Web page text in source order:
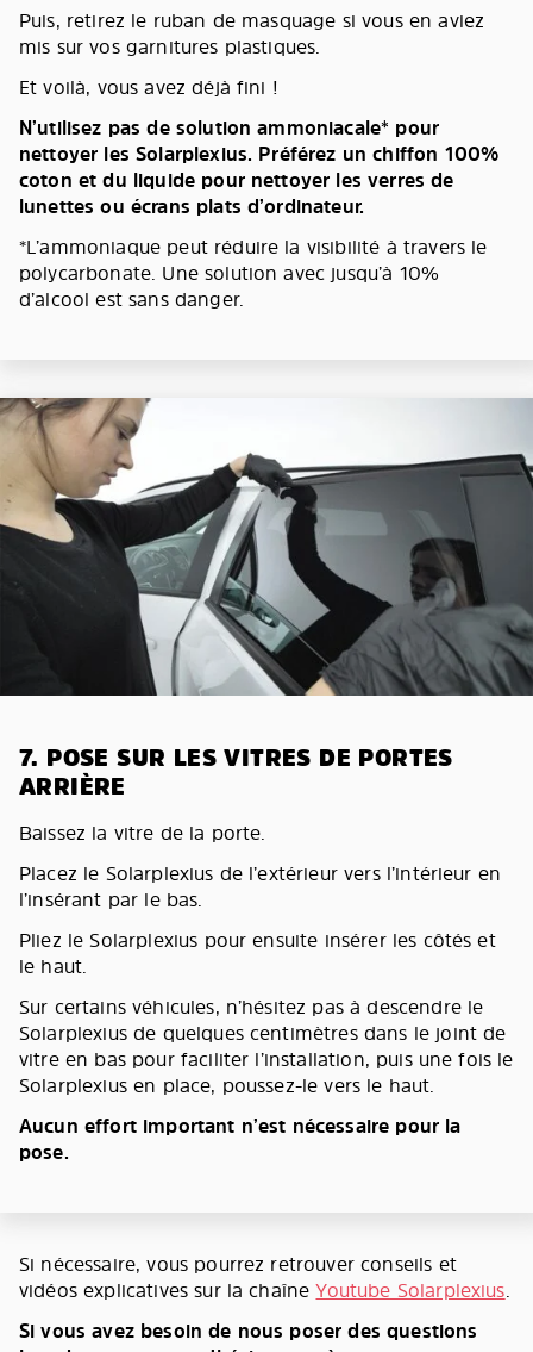
Puis, retirez le ruban de masquage si vous en aviez
mis sur vos garnitures plastiques.
Et voilà, vous avez déjà fini !
N’utilisez pas de solution ammoniacale* pour
nettoyer les Solarplexius. Préférez un chiffon 100%
coton et du liquide pour nettoyer les verres de
lunettes ou écrans plats d’ordinateur.
*L’ammoniaque peut réduire la visibilité à travers le
polycarbonate. Une solution avec jusqu’à 10%
d’alcool est sans danger.
7. POSE SUR LES VITRES DE PORTES
ARRIÈRE
Baissez la vitre de la porte.
Placez le Solarplexius de l’extérieur vers l’intérieur en
l’insérant par le bas.
Pliez le Solarplexius pour ensuite insérer les côtés et
le haut.
Sur certains véhicules, n’hésitez pas à descendre le
Solarplexius de quelques centimètres dans le joint de
vitre en bas pour faciliter l’installation, puis une fois le
Solarplexius en place, poussez-le vers le haut.
Aucun effort important n’est nécessaire pour la
pose.
Si nécessaire, vous pourrez retrouver conseils et
vidéos explicatives sur la chaîneYoutube Solarplexius.
Si vous avez besoin de nous poser des questions